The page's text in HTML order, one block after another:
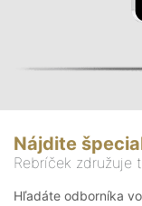
Nájdite
Rebríček združuje
Hľadáte odborníka